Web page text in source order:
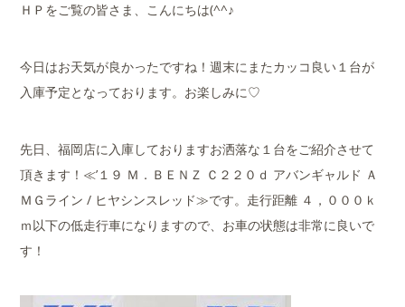
会社概要
ＨＰをご覧の皆さま、こんにちは(^^♪
今日はお天気が良かったですね！週末にまたカッコ良い１台が
入庫予定となっております。お楽しみに♡
先日、福岡店に入庫しておりますお洒落な１台をご紹介させて
頂きます！≪’１９ Ｍ．ＢＥＮＺ Ｃ２２０ｄ アバンギャルド Ａ
ＭＧライン / ヒヤシンスレッド≫です。走行距離 ４，０００ｋ
ｍ以下の低走行車になりますので、お車の状態は非常に良いで
す！